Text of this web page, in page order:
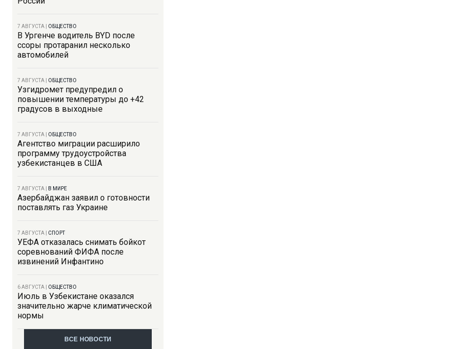
7 АВГУСТА ОБЩЕСТВО
В Ургенче водитель BYD после
ссоры протаранил несколько
автомобилей
7 АВГУСТА ОБЩЕСТВО
Узгидромет предупредил о
повышении температуры до +42
градусов в выходные
7 АВГУСТА ОБЩЕСТВО
Агентство миграции расширило
программу трудоустройства
узбекистанцев в США
7 АВГУСТА В МИРЕ
Азербайджан заявил о готовности
поставлять газ Украине
7 АВГУСТА СПОРТ
УЕФА отказалась снимать бойкот
соревнований ФИФА после
извинений Инфантино
6 АВГУСТА ОБЩЕСТВО
Июль в Узбекистане оказался
значительно жарче климатической
нормы
ВСЕ НОВОСТИ